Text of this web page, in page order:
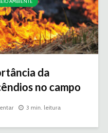
da
no campo
3 min. leitura